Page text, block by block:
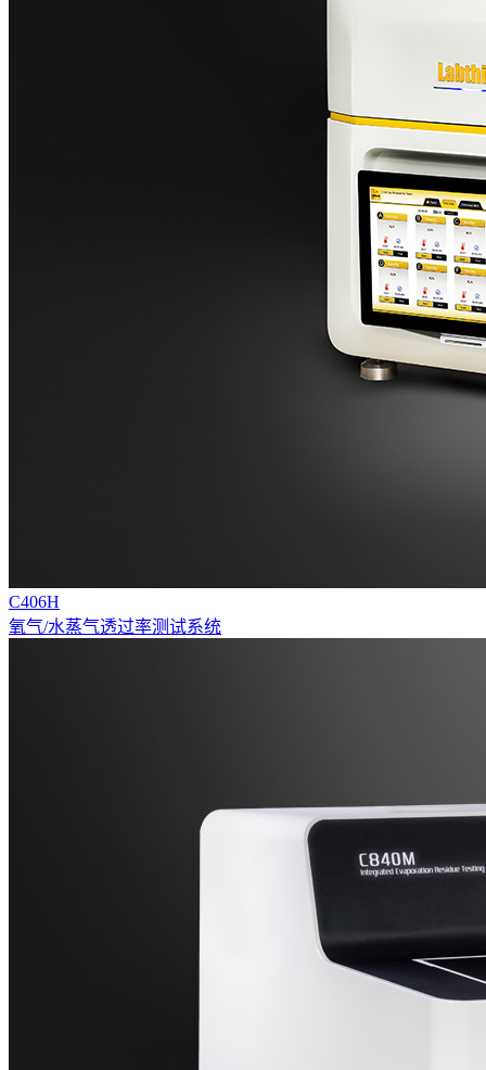
C406H
氧气/水蒸气透过率测试系统